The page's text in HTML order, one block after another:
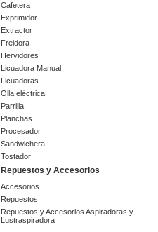
Cafetera
Exprimidor
Extractor
Freidora
Hervidores
Licuadora Manual
Licuadoras
Olla eléctrica
Parrilla
Planchas
Procesador
Sandwichera
Tostador
Repuestos y Accesorios
Accesorios
Repuestos
Repuestos y Accesorios Aspiradoras y
Lustraspiradora